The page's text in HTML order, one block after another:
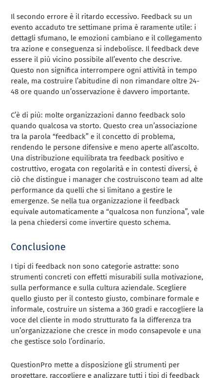
Il secondo errore è il ritardo eccessivo. Feedback su un
evento accaduto tre settimane prima è raramente utile: i
dettagli sfumano, le emozioni cambiano e il collegamento
tra azione e conseguenza si indebolisce. Il feedback deve
essere il più vicino possibile all’evento che descrive.
Questo non significa interrompere ogni attività in tempo
reale, ma costruire l’abitudine di non rimandare oltre 24-
48 ore quando un’osservazione è davvero importante.
C’è di più: molte organizzazioni danno feedback solo
quando qualcosa va storto. Questo crea un’associazione
tra la parola “feedback” e il concetto di problema,
rendendo le persone difensive e meno aperte all’ascolto.
Una distribuzione equilibrata tra feedback positivo e
costruttivo, erogata con regolarità e in contesti diversi, è
ciò che distingue i manager che costruiscono team ad alte
performance da quelli che si limitano a gestire le
emergenze. Se nella tua organizzazione il feedback
equivale automaticamente a “qualcosa non funziona”, vale
la pena chiedersi come invertire questo schema.
Conclusione
I tipi di feedback non sono categorie astratte: sono
strumenti concreti con effetti misurabili sulla motivazione,
sulla performance e sulla cultura aziendale. Scegliere
quello giusto per il contesto giusto, combinare formale e
informale, costruire un sistema a 360 gradi e raccogliere la
voce del cliente in modo strutturato fa la differenza tra
un’organizzazione che cresce in modo consapevole e una
che gestisce solo l’ordinario.
QuestionPro mette a disposizione gli strumenti per
progettare, raccogliere e analizzare tutti i tipi di feedback